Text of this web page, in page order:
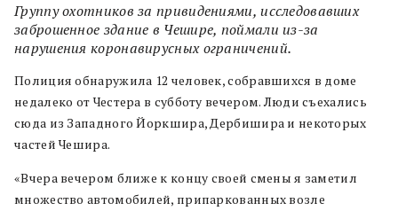
Группу охотников за привидениями, исследовавших
заброшенное здание в Чешире, поймали из-за
нарушения коронавирусных ограничений.
Полиция обнаружила 12 человек, собравшихся в доме
недалеко от Честера в субботу вечером. Люди съехались
сюда из Западного Йоркшира, Дербишира и некоторых
частей Чешира.
«Вчера вечером ближе к концу своей смены я заметил
множество автомобилей, припаркованных возле